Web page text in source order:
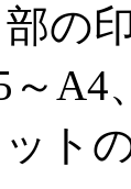
の
～A4
ト